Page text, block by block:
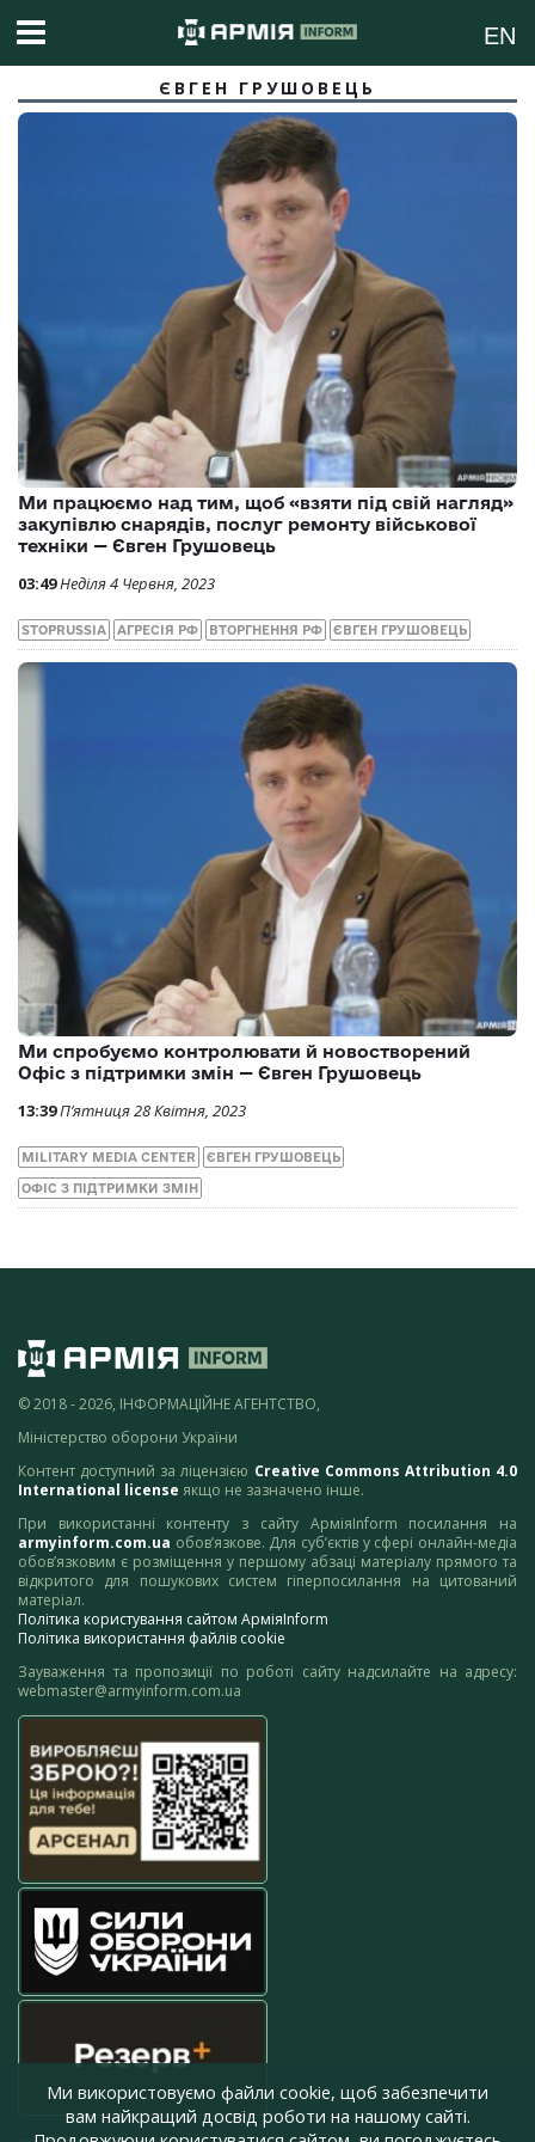
EN
ЄВГЕН ГРУШОВЕЦЬ
Ми працюємо над тим, щоб «взяти під свій нагляд»
закупівлю снарядів, послуг ремонту військової
техніки — Євген Грушовець
03:49Неділя 4 Червня, 2023
STOPRUSSIA АГРЕСІЯ РФ ВТОРГНЕННЯ РФ ЄВГЕН ГРУШОВЕЦЬ
Ми спробуємо контролювати й новостворений
Офіс з підтримки змін — Євген Грушовець
13:39П’ятниця 28 Квітня, 2023
MILITARY MEDIA CENTER ЄВГЕН ГРУШОВЕЦЬ
ОФІС З ПІДТРИМКИ ЗМІН
© 2018 - 2026, ІНФОРМАЦІЙНЕ АГЕНТСТВО,
Міністерство оборони України
Контент доступний за ліцензією Creative Commons Attribution 4.0
International license якщо не зазначено інше.
При використанні контенту з сайту АрміяInform посилання на
armyinform.com.ua обов’язкове. Для суб’єктів у сфері онлайн-медіа
обов’язковим є розміщення у першому абзаці матеріалу прямого та
відкритого для пошукових систем гіперпосилання на цитований
матеріал.
Політика користування сайтом АрміяInform
Політика використання файлів cookie
Зауваження та пропозиції по роботі сайту надсилайте на адресу:
webmaster@armyinform.com.ua
Ми використовуємо файли cookie, щоб забезпечити
вам найкращий досвід роботи на нашому сайті.